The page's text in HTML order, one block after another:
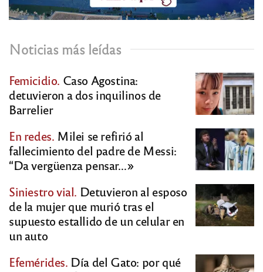
Noticias más leídas
Femicidio. Caso Agostina:
detuvieron a dos inquilinos de
Barrelier
En redes. Milei se refirió al
fallecimiento del padre de Messi:
“Da vergüenza pensar…»
Siniestro vial. Detuvieron al esposo
de la mujer que murió tras el
supuesto estallido de un celular en
un auto
Efemérides. Día del Gato: por qué